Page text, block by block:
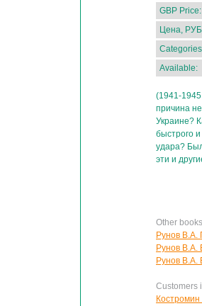
GBP Price:
Цена,
Available:
(1941-
причина
Украине?
быстрого
удара?
эти и
Other
Рунов В.А.
Рунов В.А.
Рунов В.А.
Customers